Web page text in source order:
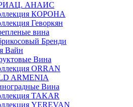
АНАИС
КОРОНА
Геворкян
вина
Бренди
Вайн
Вина
ORRAN
ARMENIA
Вина
TAKAR
YEREVAN